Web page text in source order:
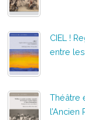
CIEL !
entre
Théâtre